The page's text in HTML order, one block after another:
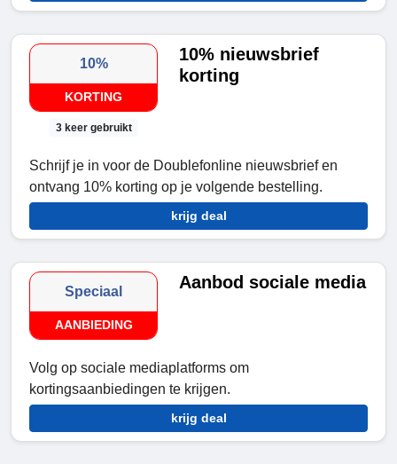
10%
KORTING
3 keer gebruikt
10% nieuwsbrief
korting
Schrijf je in voor de Doublefonline nieuwsbrief en
ontvang 10% korting op je volgende bestelling.
krijg deal
Speciaal
AANBIEDING
Aanbod sociale media
Volg op sociale mediaplatforms om
kortingsaanbiedingen te krijgen.
krijg deal